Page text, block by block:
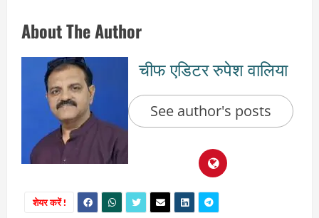
About The Author
चीफ एडिटर रुपेश वालिया
See author's posts
शेयर करें !